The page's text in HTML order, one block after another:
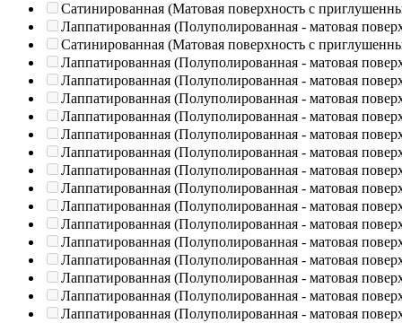
Сатинированная (Матовая поверхность с
Лаппатированная (Полуполированная - матовая
Сатинированная (Матовая поверхность с
Лаппатированная (Полуполированная - матовая
Лаппатированная (Полуполированная - матовая
Лаппатированная (Полуполированная - матовая
Лаппатированная (Полуполированная - матовая
Лаппатированная (Полуполированная - матовая
Лаппатированная (Полуполированная - матовая
Лаппатированная (Полуполированная - матовая
Лаппатированная (Полуполированная - матовая
Лаппатированная (Полуполированная - матовая
Лаппатированная (Полуполированная - матовая
Лаппатированная (Полуполированная - матовая
Лаппатированная (Полуполированная - матовая
Лаппатированная (Полуполированная - матовая
Лаппатированная (Полуполированная - матовая
Лаппатированная (Полуполированная - матовая